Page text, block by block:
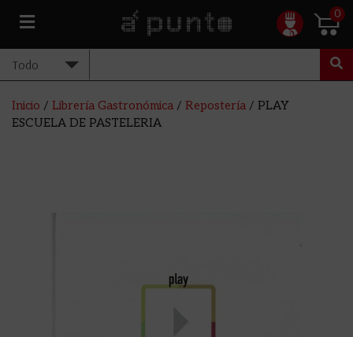
0
Inicio / Librería Gastronómica / Repostería / PLAY
ESCUELA DE PASTELERIA